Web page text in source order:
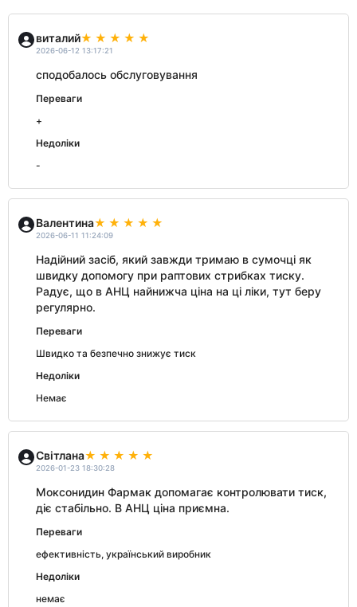
виталий
2026-06-12 13:17:21
сподобалось обслуговування
Переваги
+
Недоліки
-
Валентина
2026-06-11 11:24:09
Надійний засіб, який завжди тримаю в сумочці як
швидку допомогу при раптових стрибках тиску.
Радує, що в АНЦ найнижча ціна на ці ліки, тут беру
регулярно.
Переваги
Швидко та безпечно знижує тиск
Недоліки
Немає
Світлана
2026-01-23 18:30:28
Моксонидин Фармак допомагає контролювати тиск,
діє стабільно. В АНЦ ціна приємна.
Переваги
ефективність, український виробник
Недоліки
немає